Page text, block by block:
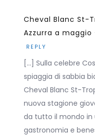
Cheval Blanc St-
Azzurra a maggio
REPLY
[…] Sulla celebre
spiaggia di sabbia
Cheval Blanc St-
nuova stagione
da tutto il mondo in
gastronomia e